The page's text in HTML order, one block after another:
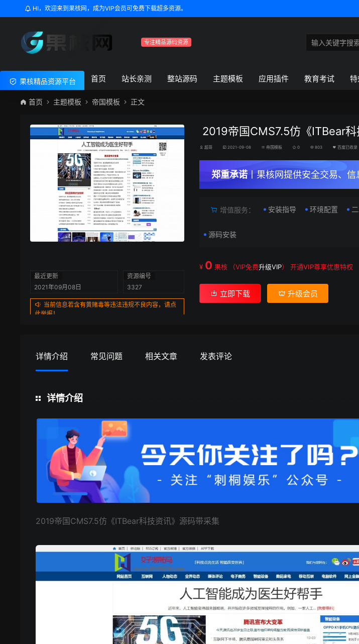
HI，欢迎来到果核网，成为VIP会员可免费下载超多资源。
专注精品源码资源
果核精品资源平台 首页 站长亲测 整站源码 主题模板 应用插件 教育考试 特
首页 主题模板 帝国模板 正文
最近更新
2021年09月08日
资源编号
3327
当前信息若含有黄赌毒等违法违规不良内容，请点
此举报！
2019帝国CMS7.5仿《ITBear
超哥 2021-09-08 帝国模板 0 803 百度已收录
郑重承诺丨果核网提供安全交易、信
增值服务： 安装指导 环境配置
源码安装
¥ 0 果核 （VIP免费升级VIP）开通VIP尊享优惠特权
立即下载 升级会员
详情介绍 常见问题 相关文章 发表评论
详情介绍
2019帝国CMS7.5仿《ITBear科技资讯》源码带采集